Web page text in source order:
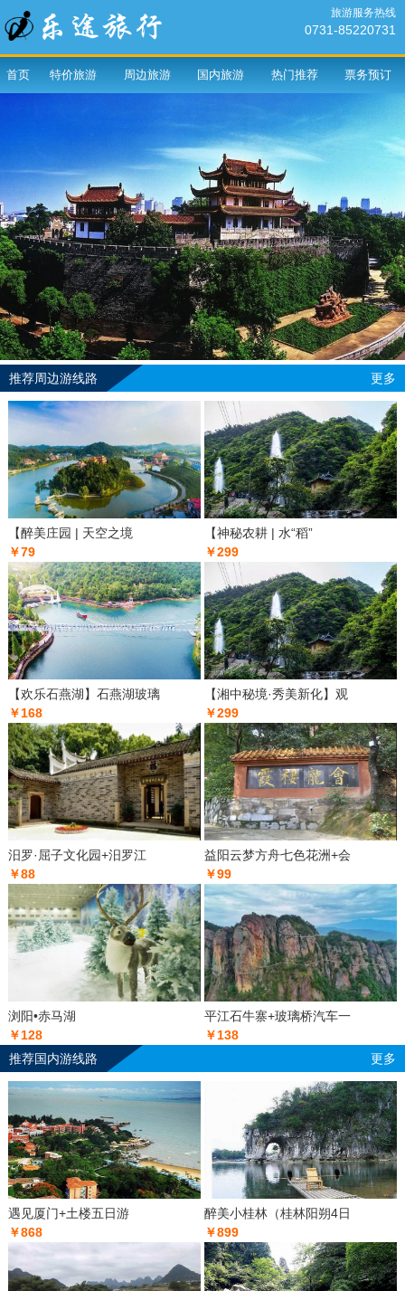
旅游服务热线
0731-85220731
首页 特价旅游 周边旅游 国内旅游 热门推荐 票务预订
推荐周边游线路 更多
【醉美庄园 | 天空之境
￥79
【神秘农耕 | 水“稻”
￥299
【欢乐石燕湖】石燕湖玻璃
￥168
【湘中秘境·秀美新化】观
￥299
汨罗·屈子文化园+汨罗江
￥88
益阳云梦方舟七色花洲+会
￥99
浏阳•赤马湖
￥128
平江石牛寨+玻璃桥汽车一
￥138
推荐国内游线路
更多
遇见厦门+土楼五日游
￥868
醉美小桂林（桂林阳朔4日
￥899